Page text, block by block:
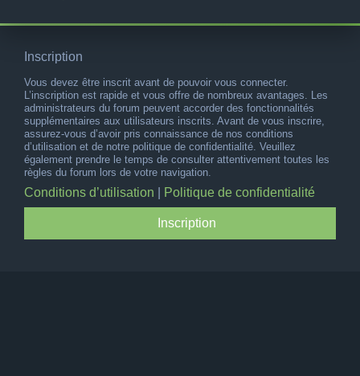
Inscription
Vous devez être inscrit avant de pouvoir vous connecter.
L’inscription est rapide et vous offre de nombreux avantages. Les
administrateurs du forum peuvent accorder des fonctionnalités
supplémentaires aux utilisateurs inscrits. Avant de vous inscrire,
assurez-vous d’avoir pris connaissance de nos conditions
d’utilisation et de notre politique de confidentialité. Veuillez
également prendre le temps de consulter attentivement toutes les
règles du forum lors de votre navigation.
Conditions d’utilisation Politique de confidentialité
Inscription